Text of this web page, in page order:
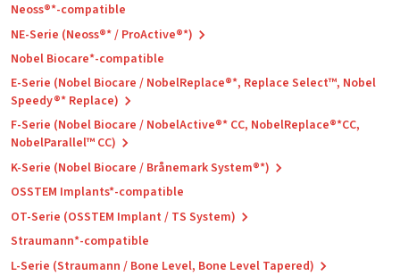
Neoss®*-compatible
NE-Serie (Neoss®* / ProActive®*)
Nobel Biocare*-compatible
E-Serie (Nobel Biocare / NobelReplace®*, Replace Select™, Nobel
Speedy®* Replace)
F-Serie (Nobel Biocare / NobelActive®* CC, NobelReplace®*CC,
NobelParallel™ CC)
K-Serie (Nobel Biocare / Brånemark System®*)
OSSTEM Implants*-compatible
OT-Serie (OSSTEM Implant / TS System)
Straumann*-compatible
L-Serie (Straumann / Bone Level, Bone Level Tapered)